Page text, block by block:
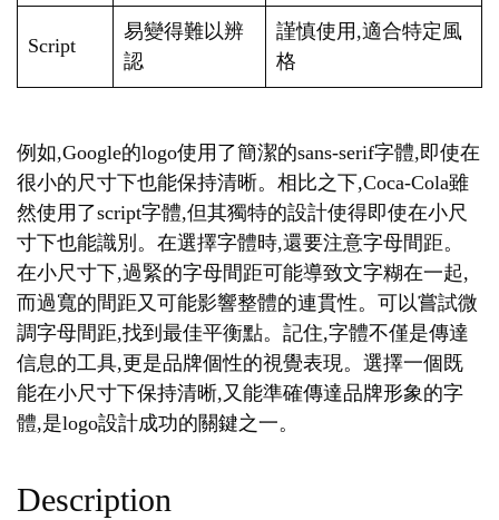
Script
易變得難以辨
認
謹慎使用,適合特定風
格
例如,Google的logo使用了簡潔的sans-serif字體,即使在
很小的尺寸下也能保持清晰。相比之下,Coca-Cola雖
然使用了script字體,但其獨特的設計使得即使在小尺
寸下也能識別。在選擇字體時,還要注意字母間距。
在小尺寸下,過緊的字母間距可能導致文字糊在一起,
而過寬的間距又可能影響整體的連貫性。可以嘗試微
調字母間距,找到最佳平衡點。記住,字體不僅是傳達
信息的工具,更是品牌個性的視覺表現。選擇一個既
能在小尺寸下保持清晰,又能準確傳達品牌形象的字
體,是logo設計成功的關鍵之一。
Description